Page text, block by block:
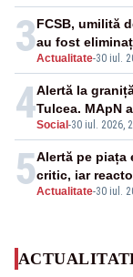
3Actualitate-30 iul.
FCSB, umilită
au fost
4Social -30 iul. 2026,
Alertă la
Tulcea. MApN
5Actualitate-30 iul.
Alertă pe piața
critic, iar